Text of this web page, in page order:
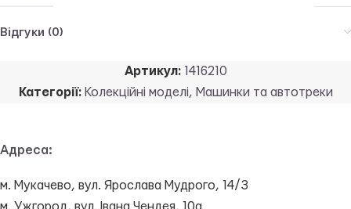
Відгуки (0)
Артикул: 1416210
Категорії: Колекційні моделі, Машинки та автотреки
Адреса:
м. Мукачево, вул. Ярослава Мудрого, 14/3
м. Ужгород, вул. Івана Чендея, 10а